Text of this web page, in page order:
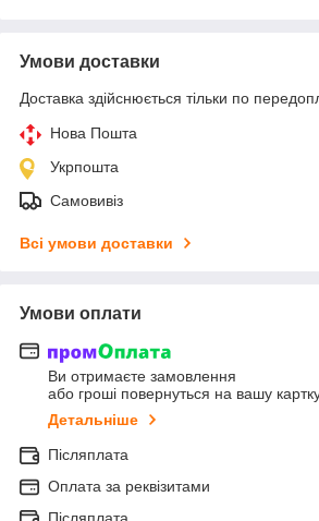
Умови доставки
Доставка здійснюється тільки по
Нова Пошта
Укрпошта
Самовивіз
Всі умови доставки
Умови оплати
Ви отримаєте замовлення
або гроші повернуться на вашу
Детальніше
Післяплата
Оплата за реквізитами